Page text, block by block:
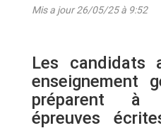
Mis a jour 26/05/25 à 9:52
Les candidats
enseignement
préparent à
épreuves